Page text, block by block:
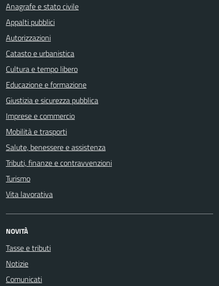
Anagrafe e stato civile
Appalti pubblici
Autorizzazioni
Catasto e urbanistica
Cultura e tempo libero
Educazione e formazione
Giustizia e sicurezza pubblica
Imprese e commercio
Mobilità e trasporti
Salute, benessere e assistenza
Tributi, finanze e contravvenzioni
Turismo
Vita lavorativa
NOVITÀ
Tasse e tributi
Notizie
Comunicati